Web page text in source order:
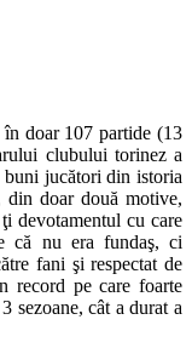
doar 107 partide (13
clubului torinez a
jucători din istoria
din doar două motive,
devotamentul cu care
că nu era fundaş, ci
fani şi respectat de
record pe care foarte
sezoane, cât a durat a